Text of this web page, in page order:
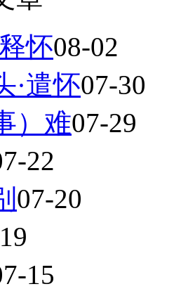
怀08-02
·遣怀07-30
）难07-29
22
07-20
15